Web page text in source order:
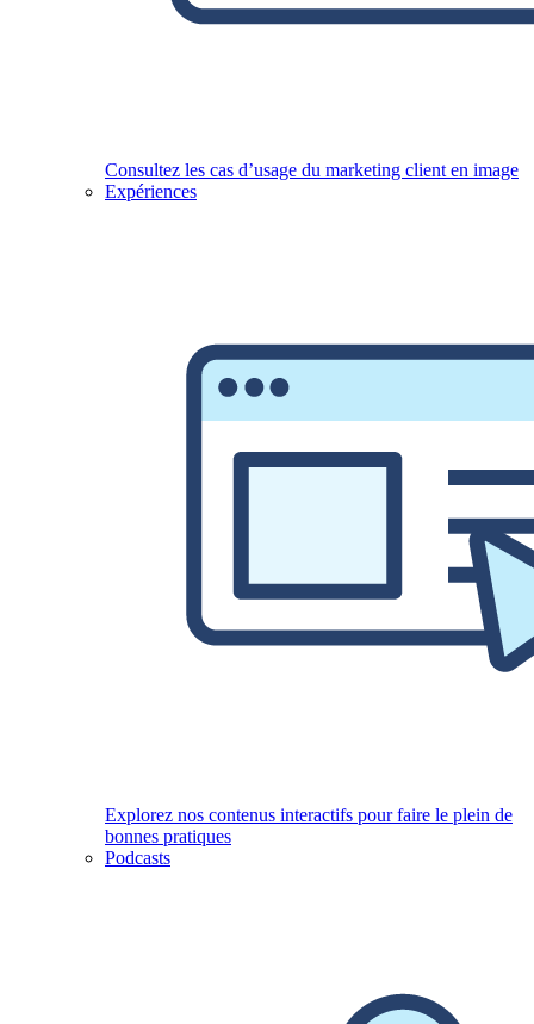
Consultez les cas d’usage du marketing client en image
Expériences
Explorez nos contenus interactifs pour faire le plein de
bonnes pratiques
Podcasts